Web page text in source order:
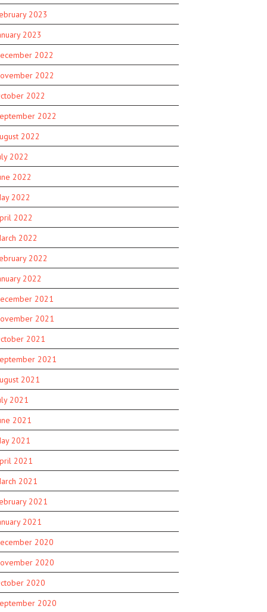
2023
2023
2022
2022
2022
2022
2022
2022
2022
2022
2022
2022
2022
2022
2021
2021
2021
2021
2021
2021
2021
2021
2021
2021
2021
2021
2020
2020
2020
2020